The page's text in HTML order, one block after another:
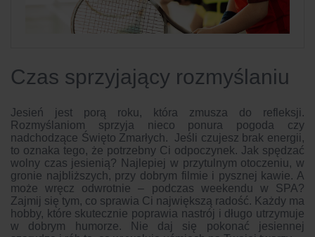
Czas sprzyjający rozmyślaniu
Jesień jest porą roku, która zmusza do refleksji.
Rozmyślaniom sprzyja nieco ponura pogoda czy
nadchodzące Święto Zmarłych. Jeśli czujesz brak energii,
to oznaka tego, że potrzebny Ci odpoczynek. Jak spędzać
wolny czas jesienią? Najlepiej w przytulnym otoczeniu, w
gronie najbliższych, przy dobrym filmie i pysznej kawie. A
może wręcz odwrotnie – podczas weekendu w SPA?
Zajmij się tym, co sprawia Ci największą radość. Każdy ma
hobby, które skutecznie poprawia nastrój i długo utrzymuje
w dobrym humorze. Nie daj się pokonać jesiennej